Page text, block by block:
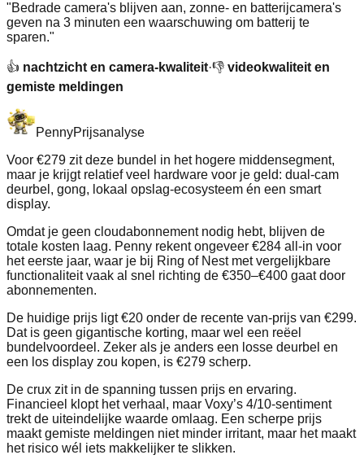
"Bedrade camera's blijven aan, zonne- en batterijcamera's
geven na 3 minuten een waarschuwing om batterij te
sparen."
👍 nachtzicht en camera-kwaliteit·👎 videokwaliteit en
gemiste meldingen
PennyPrijsanalyse
Voor €279 zit deze bundel in het hogere middensegment,
maar je krijgt relatief veel hardware voor je geld: dual‑cam
deurbel, gong, lokaal opslag‑ecosysteem én een smart
display.
Omdat je geen cloudabonnement nodig hebt, blijven de
totale kosten laag. Penny rekent ongeveer €284 all‑in voor
het eerste jaar, waar je bij Ring of Nest met vergelijkbare
functionaliteit vaak al snel richting de €350–€400 gaat door
abonnementen.
De huidige prijs ligt €20 onder de recente van‑prijs van €299.
Dat is geen gigantische korting, maar wel een reëel
bundelvoordeel. Zeker als je anders een losse deurbel en
een los display zou kopen, is €279 scherp.
De crux zit in de spanning tussen prijs en ervaring.
Financieel klopt het verhaal, maar Voxy’s 4/10‑sentiment
trekt de uiteindelijke waarde omlaag. Een scherpe prijs
maakt gemiste meldingen niet minder irritant, maar het maakt
het risico wél iets makkelijker te slikken.